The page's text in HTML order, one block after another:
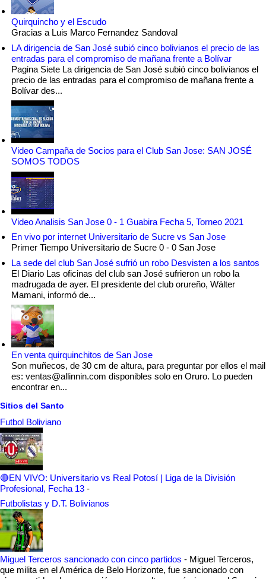
Quirquincho y el Escudo
Gracias a Luis Marco Fernandez Sandoval
LA dirigencia de San José subió cinco bolivianos el precio de las
entradas para el compromiso de mañana frente a Bolívar
Pagina Siete La dirigencia de San José subió cinco bolivianos el
precio de las entradas para el compromiso de mañana frente a
Bolívar des...
Video Campaña de Socios para el Club San Jose: SAN JOSÉ
SOMOS TODOS
Video Analisis San Jose 0 - 1 Guabira Fecha 5, Torneo 2021
En vivo por internet Universitario de Sucre vs San Jose
Primer Tiempo Universitario de Sucre 0 - 0 San Jose
La sede del club San José sufrió un robo Desvisten a los santos
El Diario Las oficinas del club san José sufrieron un robo la
madrugada de ayer. El presidente del club orureño, Wálter
Mamani, informó de...
En venta quirquinchitos de San Jose
Son muñecos, de 30 cm de altura, para preguntar por ellos el mail
es: ventas@allinnin.com disponibles solo en Oruro. Lo pueden
encontrar en...
Sitios del Santo
Futbol Boliviano
🔴EN VIVO: Universitario vs Real Potosí | Liga de la División
Profesional, Fecha 13 -
Futbolistas y D.T. Bolivianos
Miguel Terceros sancionado con cinco partidos - Miguel Terceros,
que milita en el América de Belo Horizonte, fue sancionado con